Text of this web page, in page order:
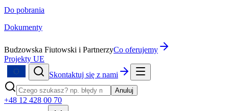
Do pobrania
Dokumenty
Budzowska Fiutowski i PartnerzyCo oferujemy
Projekty UE
Skontaktuj się z nami
Anuluj
+48 12 428 00 70